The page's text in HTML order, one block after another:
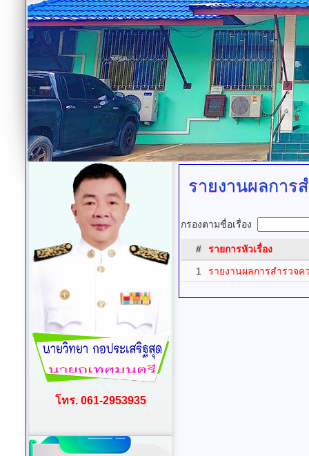
รายงานผลการ
กรองตามชื่อเรื่อง
#
รายการหัวเรื่อง
1
รายงานผลการสำรวจค
โทร. 061-2953935